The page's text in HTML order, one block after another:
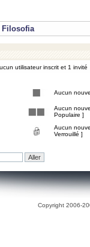
Filosofia
utilisateur inscrit et 1 invité
Aucun
Aucun
Populaire ]
Aucun
Verrouillé ]
Copyright 2006-